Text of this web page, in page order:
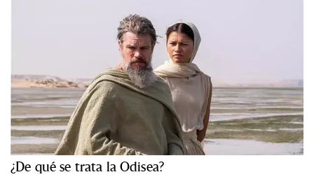
¿De qué se trata la Odisea?